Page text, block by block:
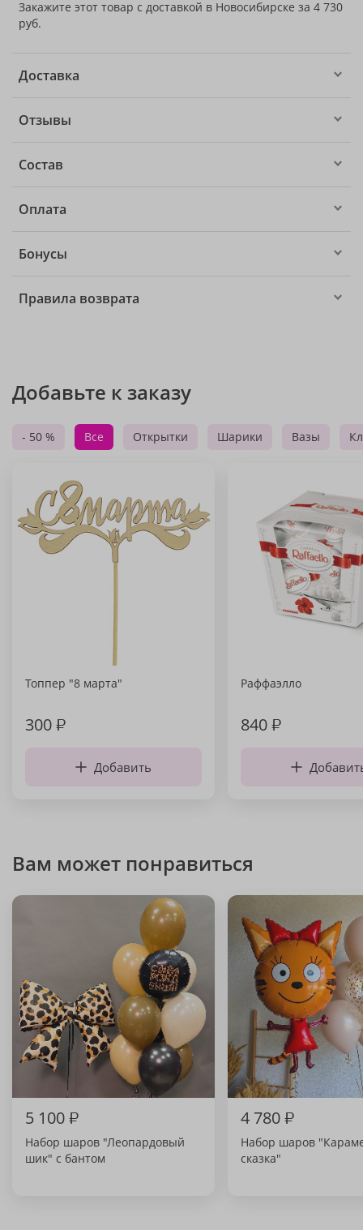
Закажите этот товар с доставкой в Новосибирске за 4 730
руб.
Доставка
Отзывы
Состав
Оплата
Бонусы
Правила возврата
Добавьте к заказу
- 50 % Все Открытки Шарики Вазы
Топпер "8 марта"
300₽
Добавить
Раффаэлло
840₽
Вам может понравиться
5 100₽
Набор шаров "Леопардовый
шик" с бантом
4 780₽
Набор шаров
сказка"